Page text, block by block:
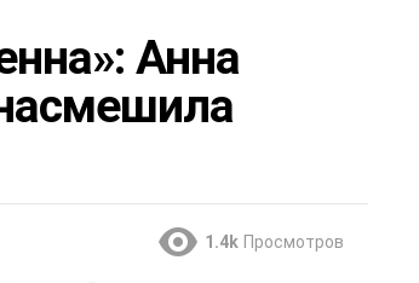
Анна
1.4k Просмотров